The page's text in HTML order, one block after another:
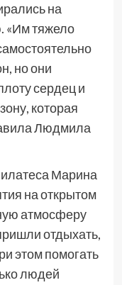
на
«Им тяжело
но они
сердец и
которая
Людмила
Марина
на открытом
атмосферу
отдыхать,
этом помогать
людей